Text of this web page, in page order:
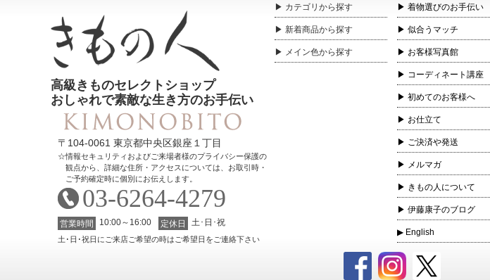
高級きものセレクトショップ
おしゃれで素敵な生き方のお手伝い
〒104-0061 東京都中央区銀座１丁目
情報セキュリティおよびご来場者様のプライバシー保護の
観点から、詳細な住所・アクセスについては、お取引時・
ご予約確定時に個別にお伝えします。
03-6264-4279
営業時間 10:00～16:00 定休日 土･日･祝
土･日･祝日にご来店ご希望の時はご希望日をご連絡下さい
カテゴリ から探す
新着商品から探す
メイン色から探す
着物選びのお手伝い
似合うマッチ
お客様写真館
コーディネート講座
初めてのお客様へ
お仕立て
ご決済や発送
メルマガ
きもの人について
伊藤康子のブログ
English